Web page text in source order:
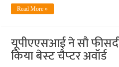
Read More »
यूपीएएसआई ने सौ
किया बेस्‍ट चैप्‍टर अवॉर्ड